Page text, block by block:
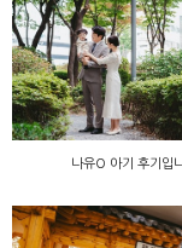
나유O 아기 후기입